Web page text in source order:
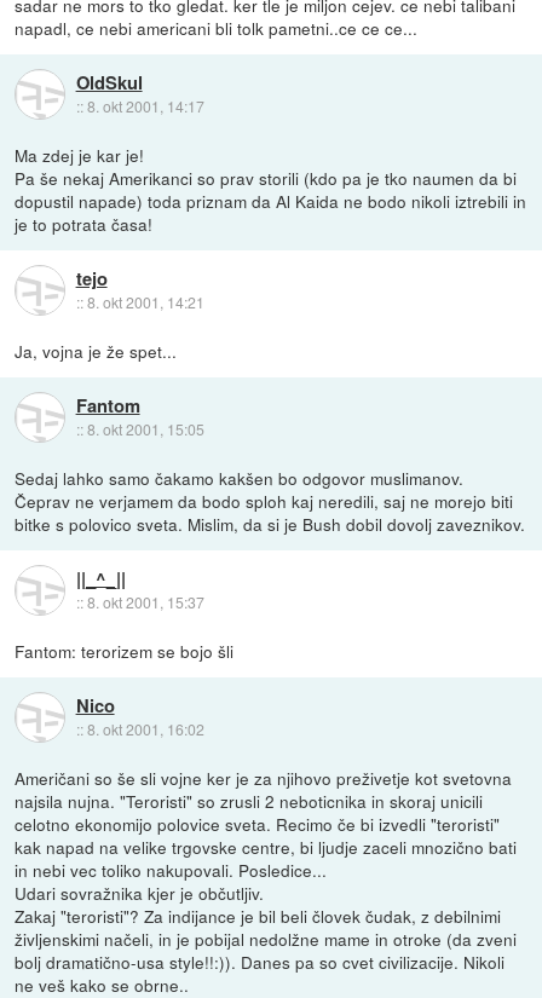
napadl, ce nebi americani bli tolk pametni..ce ce ce...
OldSkul
::8. okt 2001, 14:17
Ma zdej je kar je!
Pa še nekaj Amerikanci so prav storili (kdo pa je tko naumen da bi
dopustil napade) toda priznam da Al Kaida ne bodo nikoli iztrebili in
je to potrata časa!
tejo
::8. okt 2001, 14:21
Ja, vojna je že spet...
Fantom
::8. okt 2001, 15:05
Sedaj lahko samo čakamo kakšen bo odgovor muslimanov.
Čeprav ne verjamem da bodo sploh kaj neredili, saj ne morejo biti
bitke s polovico sveta. Mislim, da si je Bush dobil dovolj zaveznikov.
||_^_||
::8. okt 2001, 15:37
Fantom: terorizem se bojo šli
Nico
::8. okt 2001, 16:02
Američani so še sli vojne ker je za njihovo preživetje kot svetovna
najsila nujna. "Teroristi" so zrusli 2 neboticnika in skoraj unicili
celotno ekonomijo polovice sveta. Recimo če bi izvedli "teroristi"
kak napad na velike trgovske centre, bi ljudje zaceli mnozično bati
in nebi vec toliko nakupovali. Posledice...
Udari sovražnika kjer je občutljiv.
Zakaj "teroristi"? Za indijance je bil beli človek čudak, z debilnimi
življenskimi načeli, in je pobijal nedolžne mame in otroke (da zveni
bolj dramatično-usa style!!:)). Danes pa so cvet civilizacije. Nikoli
ne veš kako se obrne..